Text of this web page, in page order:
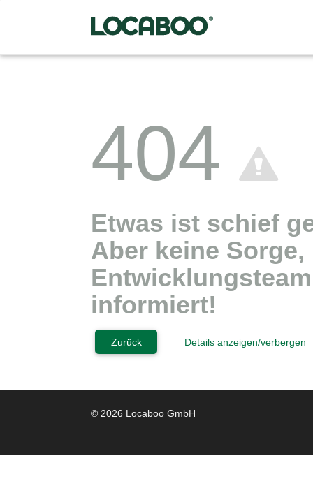
404
Etwas ist schief
Aber keine Sorge,
informiert!
Zurück Details anzeigen/verbergen
© 2026 Locaboo GmbH